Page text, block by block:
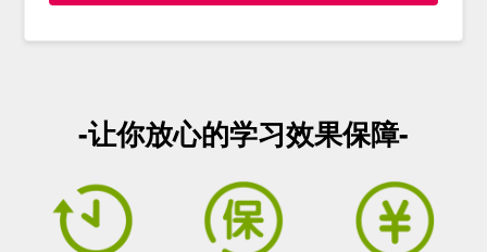
-让你放心的学习效果保障-